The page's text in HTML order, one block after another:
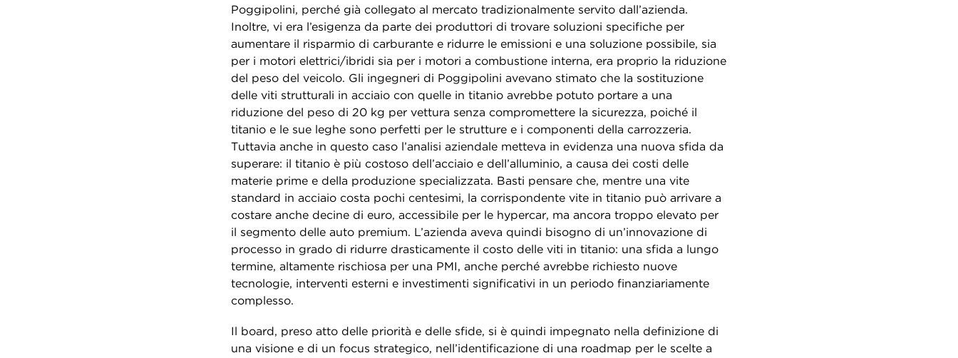
Poggipolini, perché già collegato al mercato tradizionalmente servito dall’azienda.
Inoltre, vi era l’esigenza da parte dei produttori di trovare soluzioni specifiche per
aumentare il risparmio di carburante e ridurre le emissioni e una soluzione possibile, sia
per i motori elettrici/ibridi sia per i motori a combustione interna, era proprio la riduzione
del peso del veicolo. Gli ingegneri di Poggipolini avevano stimato che la sostituzione
delle viti strutturali in acciaio con quelle in titanio avrebbe potuto portare a una
riduzione del peso di 20 kg per vettura senza compromettere la sicurezza, poiché il
titanio e le sue leghe sono perfetti per le strutture e i componenti della carrozzeria.
Tuttavia anche in questo caso l’analisi aziendale metteva in evidenza una nuova sfida da
superare: il titanio è più costoso dell’acciaio e dell’alluminio, a causa dei costi delle
materie prime e della produzione specializzata. Basti pensare che, mentre una vite
standard in acciaio costa pochi centesimi, la corrispondente vite in titanio può arrivare a
costare anche decine di euro, accessibile per le hypercar, ma ancora troppo elevato per
il segmento delle auto premium. L’azienda aveva quindi bisogno di un’innovazione di
processo in grado di ridurre drasticamente il costo delle viti in titanio: una sfida a lungo
termine, altamente rischiosa per una PMI, anche perché avrebbe richiesto nuove
tecnologie, interventi esterni e investimenti significativi in un periodo finanziariamente
complesso.
Il board, preso atto delle priorità e delle sfide, si è quindi impegnato nella definizione di
una visione e di un focus strategico, nell’identificazione di una roadmap per le scelte a